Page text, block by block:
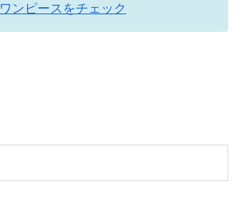
ワンピースをチェック